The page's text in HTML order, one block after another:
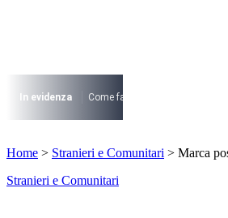
I più cercati
Lorem ipsum dolor sit amet
In evidenza Come fare per …
Lorem ipsum dolor sit amet consectetur
Home > Stranieri e Comunitari > Marca
Stranieri e Comunitari